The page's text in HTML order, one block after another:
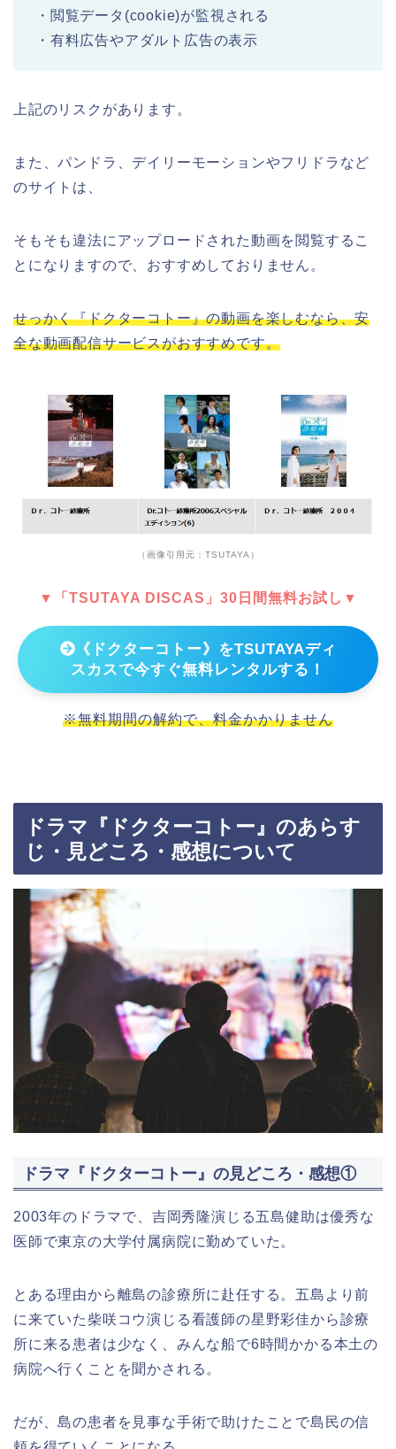
・閲覧データ(cookie)が監視される
・有料広告やアダルト広告の表示
上記のリスクがあります。
また、パンドラ、デイリーモーションやフリドラなど
のサイトは、
そもそも違法にアップロードされた動画を閲覧するこ
とになりますので、おすすめしておりません。
せっかく『ドクターコトー』の動画を楽しむなら、安
全な動画配信サービスがおすすめです。
（画像引用元：TSUTAYA）
▼「TSUTAYA DISCAS」30日間無料お試し▼
《ドクターコトー》をTSUTAYAディ
スカスで今すぐ無料レンタルする！
※無料期間の解約で、料金かかりません
ドラマ『ドクターコトー』のあらす
じ・見どころ・感想について
ドラマ『ドクターコトー』の見どころ・感想①
2003年のドラマで、吉岡秀隆演じる五島健助は優秀な
医師で東京の大学付属病院に勤めていた。
とある理由から離島の診療所に赴任する。五島より前
に来ていた柴咲コウ演じる看護師の星野彩佳から診療
所に来る患者は少なく、みんな船で6時間かかる本土の
病院へ行くことを聞かされる。
だが、島の患者を見事な手術で助けたことで島民の信